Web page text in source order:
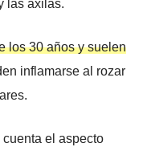
las axilas.
los 30 años y suelen
inflamarse al rozar
el aspecto